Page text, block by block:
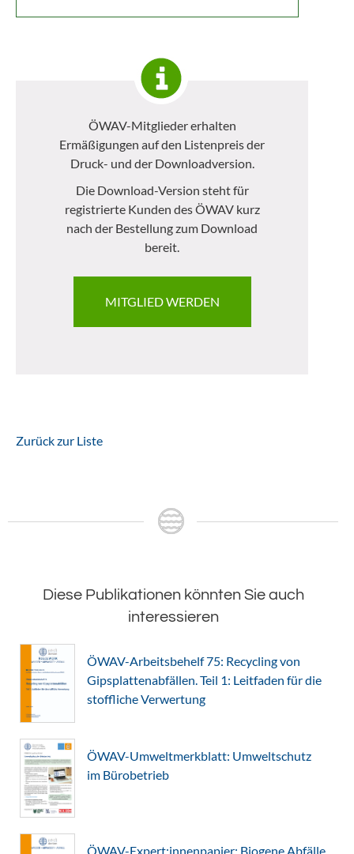
ÖWAV-Mitglieder erhalten
Ermäßigungen auf den Listenpreis der
Druck- und der Downloadversion.
Die Download-Version steht für
registrierte Kunden des ÖWAV kurz
nach der Bestellung zum Download
bereit.
MITGLIED WERDEN
Zurück zur Liste
Diese Publikationen könnten Sie auch
interessieren
ÖWAV-Arbeitsbehelf 75: Recycling von
Gipsplattenabfällen. Teil 1: Leitfaden für die
stoffliche Verwertung
ÖWAV-Umweltmerkblatt: Umweltschutz
im Bürobetrieb
ÖWAV-Expert:innenpapier: Biogene Abfälle